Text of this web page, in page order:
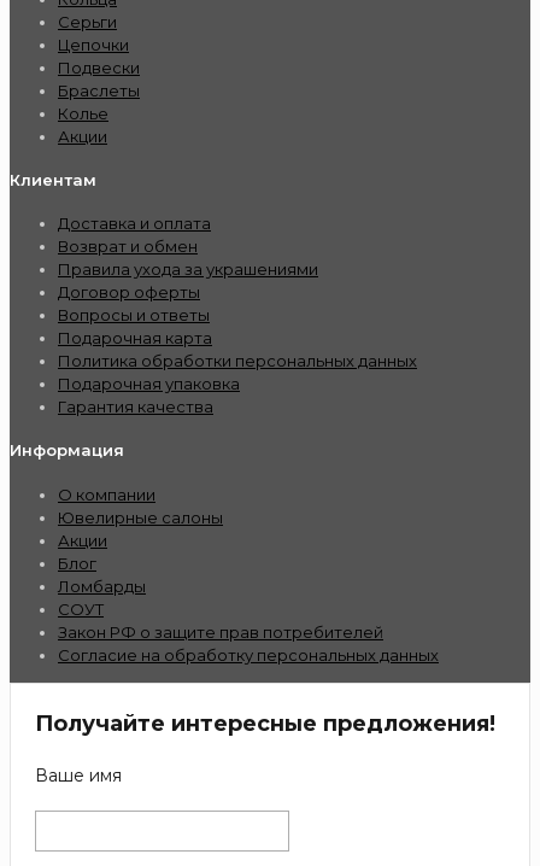
Серьги
Цепочки
Подвески
Браслеты
Колье
Акции
Клиентам
Доставка и оплата
Возврат и обмен
Правила ухода за украшениями
Договор оферты
Вопросы и ответы
Подарочная карта
Политика обработки персональных данных
Подарочная упаковка
Гарантия качества
Информация
О компании
Ювелирные салоны
Акции
Блог
Ломбарды
СОУТ
Закон РФ о защите прав потребителей
Согласие на обработку персональных данных
Получайте интересные предложения!
Ваше имя